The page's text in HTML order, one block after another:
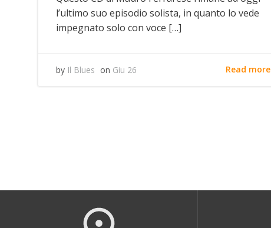
l’ultimo suo episodio solista, in quanto lo vede
impegnato solo con voce […]
by Il Blues on Giu 26 Read more